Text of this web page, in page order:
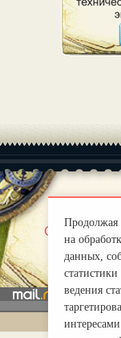
О нас
Продолжая
на
данных,
ведения